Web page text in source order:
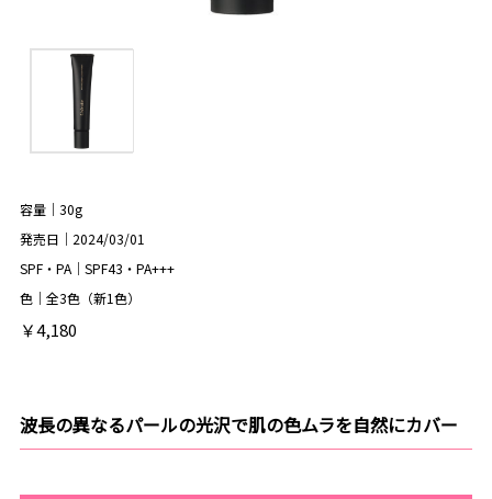
容量｜30g
発売日｜2024/03/01
SPF・PA｜SPF43・PA+++
色｜全3色（新1色）
￥4,180
波長の異なるパールの光沢で肌の色ムラを自然にカバー